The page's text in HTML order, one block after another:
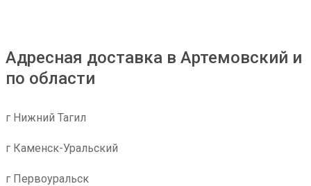
Адресная доставка в Артемовский и
по области
г Нижний Тагил
г Каменск-Уральский
г Первоуральск